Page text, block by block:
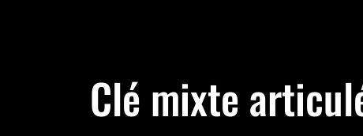
Clé mixte